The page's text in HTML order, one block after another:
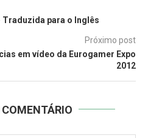
para o Inglês
Próximo post
em vídeo da Eurogamer Expo
2012
COMENTÁRIO